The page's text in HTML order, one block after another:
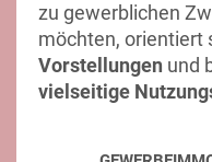
zu gewerblichen
möchten, orientiert
Vorstellungen und
vielseitige